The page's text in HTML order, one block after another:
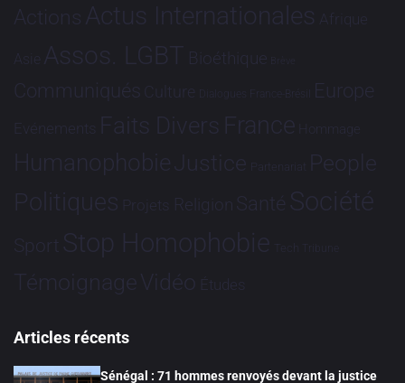
Actions Actus Internationales Afrique
Asie Assos. LGBT Bioéthique Brève
Communiqués Culture Dialogues France-Brésil Europe
Evénements Faits Divers France Hommage
HumanophobieJustice Partenariat People
Politiques Projets Religion Santé Société
Sport Stop Homophobie Tech Tribune
TémoignageVidéo Études
Articles récents
Sénégal : 71 hommes renvoyés devant la justice